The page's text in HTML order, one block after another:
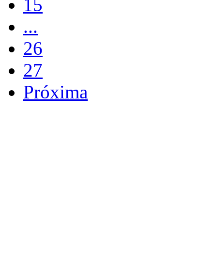
15
...
26
27
Próxima